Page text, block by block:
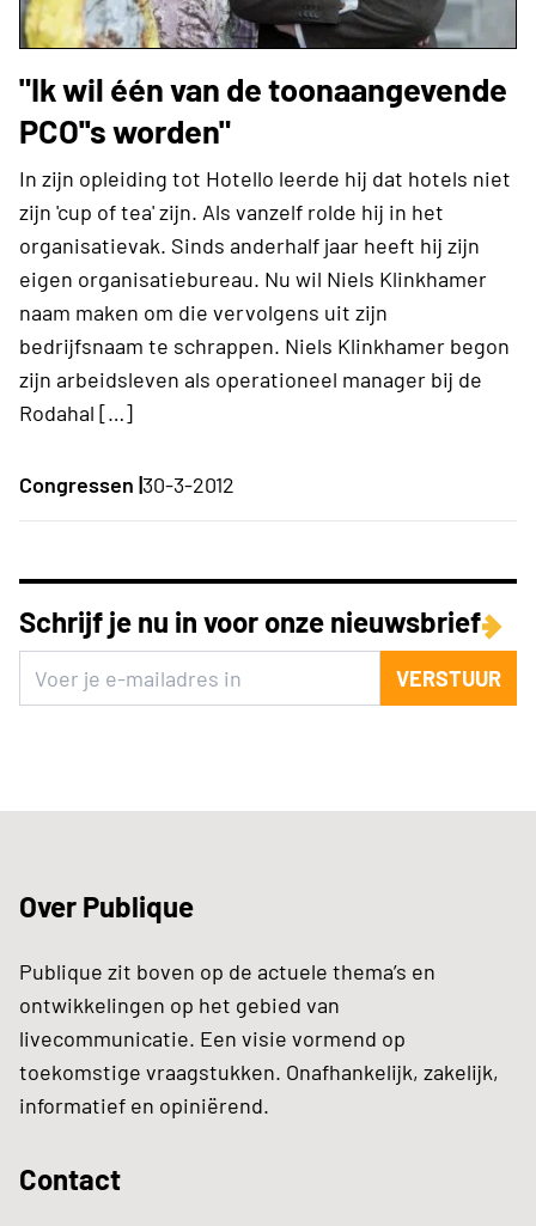
"Ik wil één van de toonaangevende
PCO''s worden"
In zijn opleiding tot Hotello leerde hij dat hotels niet
zijn 'cup of tea' zijn. Als vanzelf rolde hij in het
organisatievak. Sinds anderhalf jaar heeft hij zijn
eigen organisatiebureau. Nu wil Niels Klinkhamer
naam maken om die vervolgens uit zijn
bedrijfsnaam te schrappen. Niels Klinkhamer begon
zijn arbeidsleven als operationeel manager bij de
Rodahal […]
Congressen |30-3-2012
Schrijf je nu in voor onze nieuwsbrief
VERSTUUR
Over Publique
Publique zit boven op de actuele thema’s en
ontwikkelingen op het gebied van
livecommunicatie. Een visie vormend op
toekomstige vraagstukken. Onafhankelijk, zakelijk,
informatief en opiniërend.
Contact